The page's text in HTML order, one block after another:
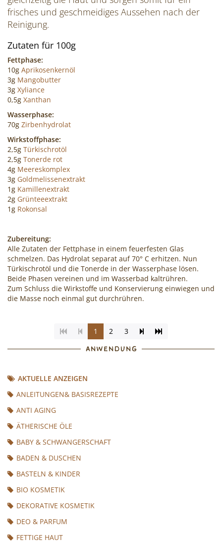
frisches und geschmeidiges Aussehen nach der
Reinigung.
Zutaten für 100g
Fettphase:
10g Aprikosenkernöl
3g Mangobutter
3g Xyliance
0,5g Xanthan
Wasserphase:
70g Zirbenhydrolat
Wirkstoffphase:
2,5g Türkischrotöl
2,5g Tonerde rot
4g Meereskomplex
3g Goldmelissenextrakt
1g Kamillenextrakt
2g Grünteeextrakt
1g Rokonsal
Zubereitung:
Alle Zutaten der Fettphase in einem feuerfesten Glas
schmelzen. Das Hydrolat separat auf 70° C erhitzen. Nun
Türkischrotöl und die Tonerde in der Wasserphase lösen.
Beide Phasen vereinen und im Wasserbad kaltrühren.
Zum Schluss die Wirkstoffe und Konservierung einwiegen und
die Masse noch einmal gut durchrühren.
1
(Aktuelle
Seite)
2 3
Seite Zur
Seite
ANWENDUNG
AKTUELLE ANZEIGEN
ANLEITUNGEN& BASISREZEPTE
ANTI AGING
ÄTHERISCHE ÖLE
BABY & SCHWANGERSCHAFT
BADEN & DUSCHEN
BASTELN & KINDER
BIO KOSMETIK
DEKORATIVE KOSMETIK
DEO & PARFUM
FETTIGE HAUT